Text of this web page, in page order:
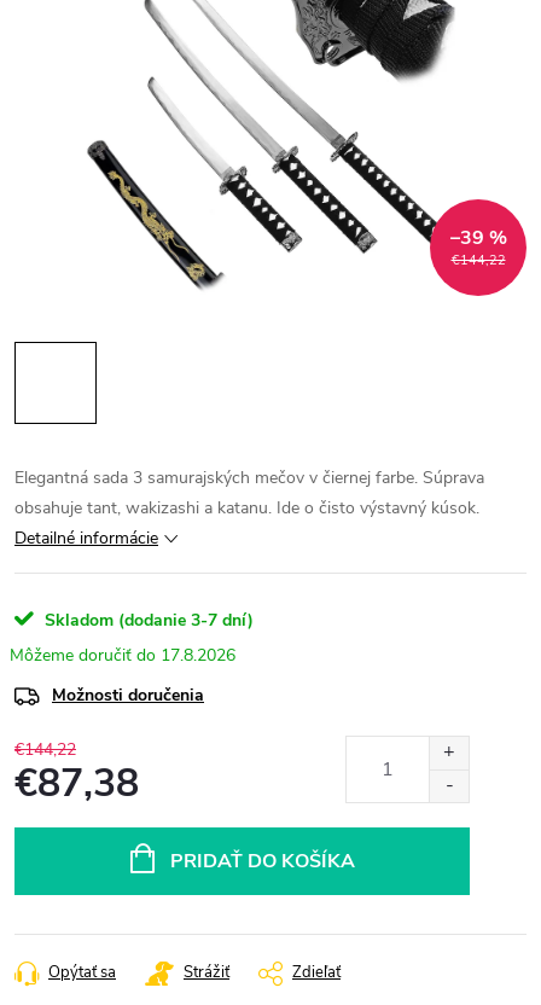
€144,22
–39 %
Elegantná sada 3 samurajských mečov v čiernej farbe. Súprava
obsahuje tant, wakizashi a katanu. Ide o čisto výstavný kúsok.
Detailné informácie
Skladom (dodanie 3-7 dní)
17.8.2026
Možnosti doručenia
€144,22
€87,38
PRIDAŤ DO KOŠÍKA
Opýtať sa Strážiť Zdieľať